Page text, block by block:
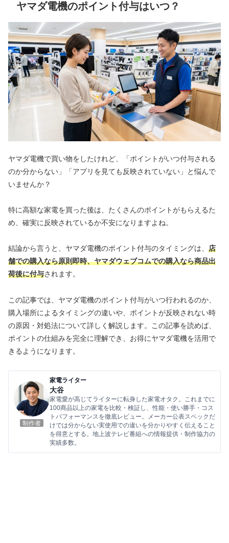
ヤマダ電機のポイント付与はいつ？
ヤマダ電機で買い物をしたけれど、「ポイントがいつ付与される
のか分からない」「アプリを見ても反映されていない」と悩んで
いませんか？
特に高額な家電を買った後は、たくさんのポイントがもらえるた
め、確実に反映されているか不安になりますよね。
結論から言うと、ヤマダ電機のポイント付与のタイミングは、 店
舗での購入なら原則即時、ヤマダウェブコムでの購入なら商品出
荷後に付与されます。
この記事では、ヤマダ電機のポイント付与がいつ行われるのか、
購入場所によるタイミングの違いや、ポイントが反映されない時
の原因・対処法について詳しく解説します。この記事を読めば、
ポイントの仕組みを完全に理解でき、お得にヤマダ電機を活用で
きるようになります。
制作者
家電ライター
大谷
家電愛が高じてライターに転身した家電オタク。これまでに
100商品以上の家電を比較・検証し、性能・使い勝手・コス
トパフォーマンスを徹底レビュー。メーカー公表スペックだ
けでは分からない実使用での違いを分かりやすく伝えること
を得意とする。地上波テレビ番組への情報提供・制作協力の
実績多数。